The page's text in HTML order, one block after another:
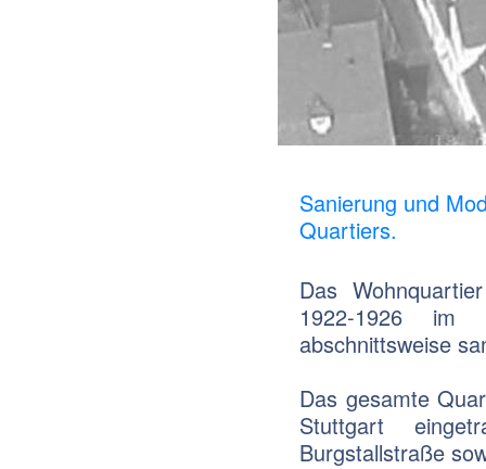
Sanierung und
Quartiers.
Das
1922-1926 im
abschnittsweise
Das gesamte
Stuttgart
Burgstallstraße